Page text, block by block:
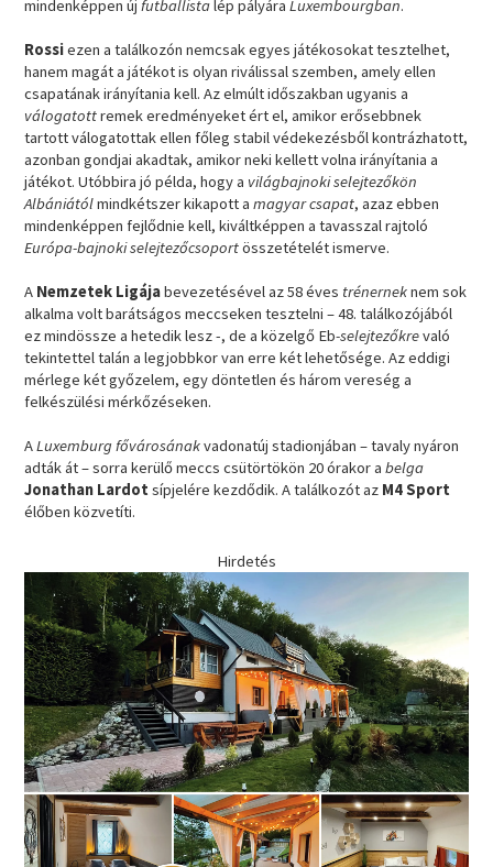
mindenképpen újfutballistalép pályáraLuxembourgban.
Rossiezen a találkozón nemcsak egyes játékosokat tesztelhet,
hanem magát a játékot is olyan riválissal szemben, amely ellen
csapatának irányítania kell. Az elmúlt időszakban ugyanis a
válogatottremek eredményeket ért el, amikor erősebbnek
tartott válogatottak ellen főleg stabil védekezésből kontrázhatott,
azonban gondjai akadtak, amikor neki kellett volna irányítania a
játékot. Utóbbira jó példa, hogy a világbajnoki selejtezőkön
Albániátólmindkétszer kikapott amagyar csapat, azaz ebben
mindenképpen fejlődnie kell, kiváltképpen a tavasszal rajtoló
Európa-bajnoki selejtezőcsoportösszetételét ismerve.
A Nemzetek Ligájabevezetésével az 58 éves trénerneknem sok
alkalma volt barátságos meccseken tesztelni – 48. találkozójából
ez mindössze a hetedik lesz -, de a közelgő Eb-selejtezőkrevaló
tekintettel talán a legjobbkor van erre két lehetősége. Az eddigi
mérlege két győzelem, egy döntetlen és három vereség a
felkészülési mérkőzéseken.
ALuxemburg fővárosánakvadonatúj stadionjában – tavaly nyáron
adták át – sorra kerülő meccs csütörtökön 20 órakor abelga
Jonathan Lardot sípjelére kezdődik. A találkozót az M4 Sport
élőben közvetíti.
Hirdetés